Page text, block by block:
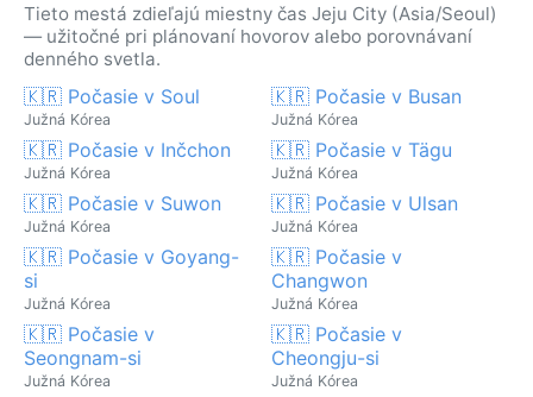
Tieto mestá zdieľajú miestny čas Jeju City (Asia/Seoul)
— užitočné pri plánovaní hovorov alebo porovnávaní
denného svetla.
🇰🇷 Počasie v Soul
Južná Kórea
🇰🇷 Počasie v Busan
Južná Kórea
🇰🇷 Počasie v Inčchon
Južná Kórea
🇰🇷 Počasie v Tägu
Južná Kórea
🇰🇷 Počasie v Suwon
Južná Kórea
🇰🇷 Počasie v Ulsan
Južná Kórea
🇰🇷 Počasie v Goyang-
si
Južná Kórea
🇰🇷 Počasie v
Changwon
Južná Kórea
🇰🇷 Počasie v
Seongnam-si
Južná Kórea
🇰🇷 Počasie v
Cheongju-si
Južná Kórea